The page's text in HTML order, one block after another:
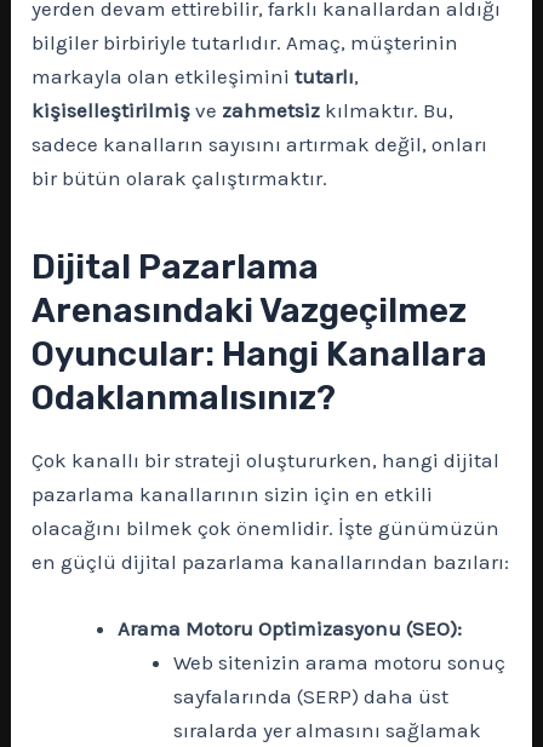
yerden devam ettirebilir, farklı kanallardan aldığı
bilgiler birbiriyle tutarlıdır. Amaç, müşterinin
markayla olan etkileşiminitutarlı,
kişiselleştirilmiş ve zahmetsiz kılmaktır. Bu,
sadece kanalların sayısını artırmak değil, onları
bir bütün olarak çalıştırmaktır.
Dijital Pazarlama
Arenasındaki Vazgeçilmez
Oyuncular: Hangi Kanallara
Odaklanmalısınız?
Çok kanallı bir strateji oluştururken, hangi dijital
pazarlama kanallarının sizin için en etkili
olacağını bilmek çok önemlidir. İşte günümüzün
en güçlü dijital pazarlama kanallarından bazıları:
Arama Motoru Optimizasyonu (SEO):
Web sitenizin arama motoru sonuç
sayfalarında (SERP) daha üst
sıralarda yer almasını sağlamak